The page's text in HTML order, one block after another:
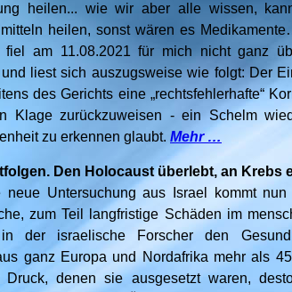
heilen... wie wir aber alle wissen,
heilen, sonst wären es
am 11.08.2021 für mich nicht ganz
liest sich auszugsweise wie folgt: Der
des Gerichts eine „rechtsfehlerhafte“
Klage zurückzuweisen - ein Schelm
zu erkennen glaubt. Mehr …
Den Holocaust überlebt, an Krebs
neue Untersuchung aus Israel kommt
zum Teil langfristige Schäden im
der israelische Forscher den
ganz Europa und Nordafrika mehr als
Druck, denen sie ausgesetzt waren,